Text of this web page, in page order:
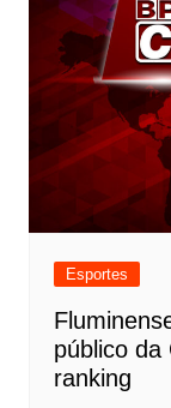
Esportes
público da
ranking